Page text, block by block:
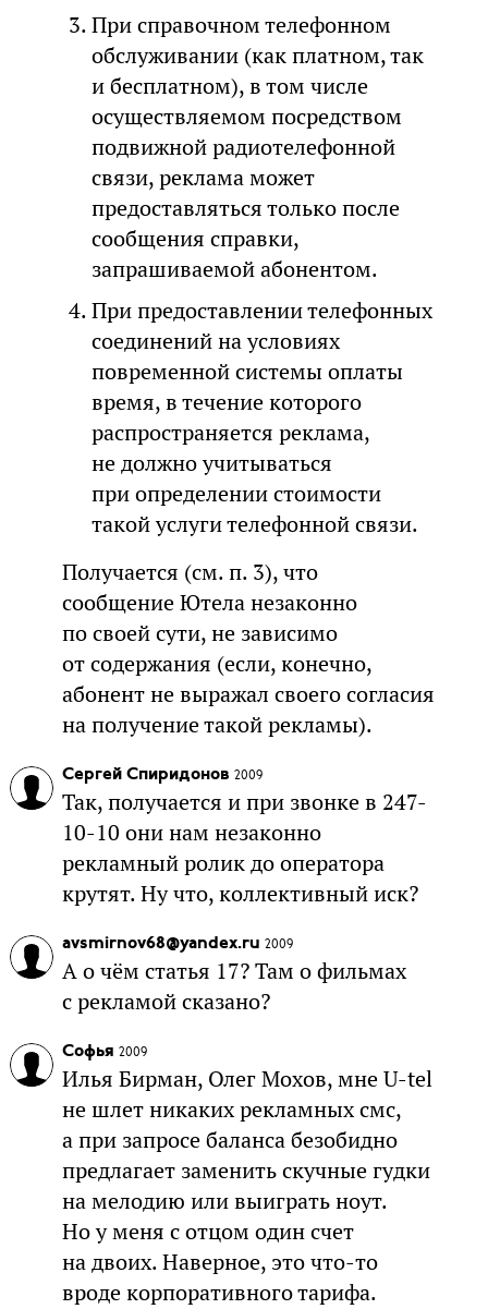
При справочном телефонном
обслуживании (как платном, так
и бесплатном), в том числе
осуществляемом посредством
подвижной радиотелефонной
связи, реклама может
предоставляться только после
сообщения справки,
запрашиваемой абонентом.
При предоставлении телефонных
соединений на условиях
повременной системы оплаты
время, в течение которого
распространяется реклама,
не должно учитываться
при определении стоимости
такой услуги телефонной связи.
Получается (см. п. 3), что
сообщение Ютела незаконно
по своей сути, не зависимо
от содержания (если, конечно,
абонент не выражал своего согласия
на получение такой рекламы).
Сергей Спиридонов 2009
Так, получается и при звонке в 247-
10-10 они нам незаконно
рекламный ролик до оператора
крутят. Ну что, коллективный иск?
avsmirnov68@yandex.ru 2009
А о чём статья 17? Там о фильмах
с рекламой сказано?
Софья 2009
Илья Бирман, Олег Мохов, мне U-tel
не шлет никаких рекламных смс,
а при запросе баланса безобидно
предлагает заменить скучные гудки
на мелодию или выиграть ноут.
Но у меня с отцом один счет
на двоих. Наверное, это что-то
вроде корпоративного тарифа.